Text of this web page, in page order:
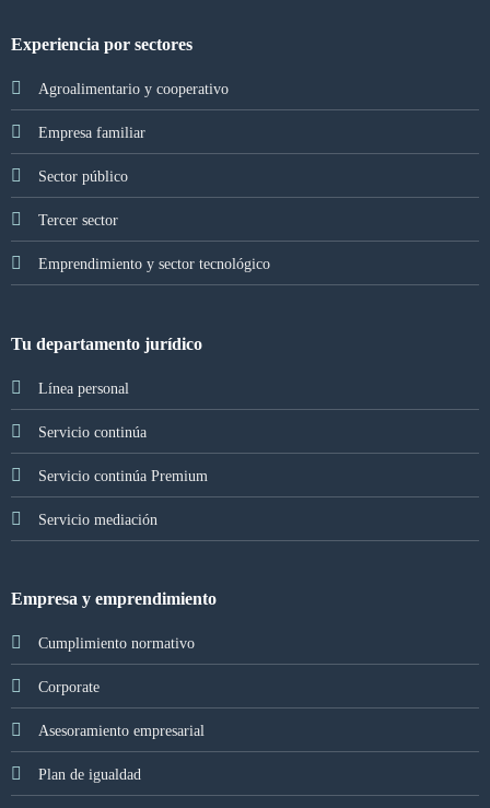
Experiencia por sectores
Agroalimentario y cooperativo
Empresa familiar
Sector público
Tercer sector
Emprendimiento y sector tecnológico
Tu departamento jurídico
Línea personal
Servicio continúa
Servicio continúa Premium
Servicio mediación
Empresa y emprendimiento
Cumplimiento normativo
Corporate
Asesoramiento empresarial
Plan de igualdad